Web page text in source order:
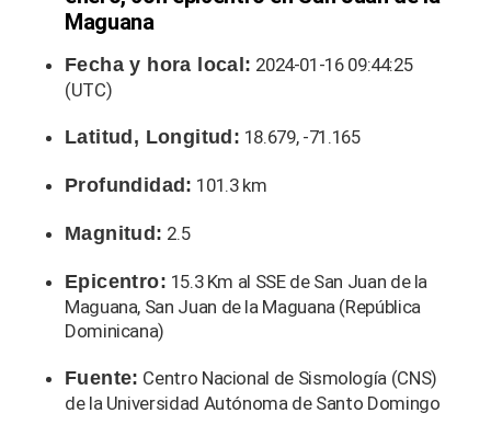
Maguana
Fecha y hora local: 2024-01-16 09:44:25
(UTC)
Latitud, Longitud: 18.679, -71.165
Profundidad: 101.3 km
Magnitud: 2.5
Epicentro: 15.3 Km al SSE de San Juan de la
Maguana, San Juan de la Maguana (República
Dominicana)
Fuente: Centro Nacional de Sismología (CNS)
de la Universidad Autónoma de Santo Domingo